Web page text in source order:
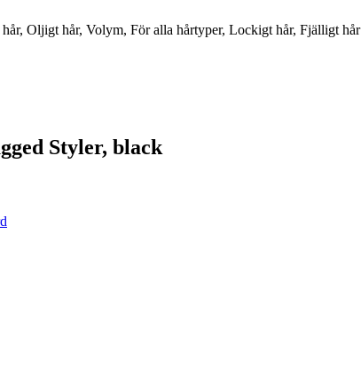
Oljigt hår, Volym, För alla hårtyper, Lockigt hår, Fjälligt hår
Styler, black